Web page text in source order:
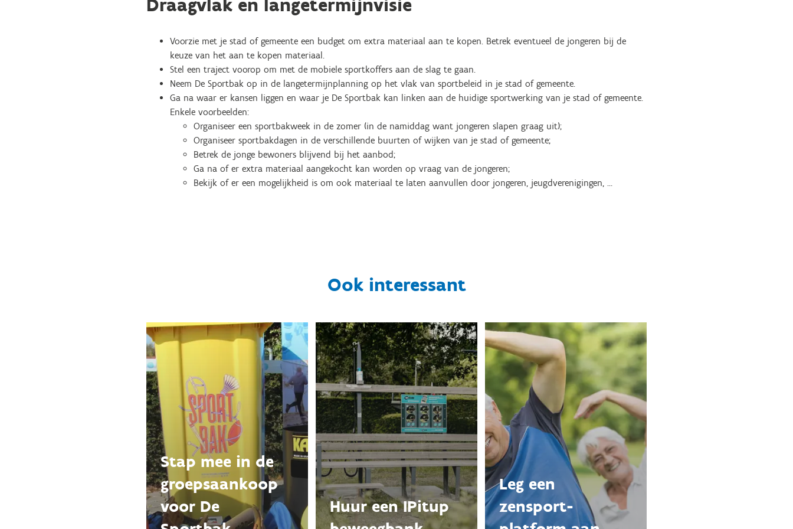
Draagvlak en langetermijnvisie
Voorzie met je stad of gemeente een budget om extra materiaal aan te kopen. Betrek eventueel de jongeren bij de
keuze van het aan te kopen materiaal​.
Stel een traject voorop om met de mobiele sportkoffers aan de slag te gaan.
Neem De Sportbak op in de langetermijnplanning op het vlak van sportbeleid in je stad of gemeente.
Ga na waar er kansen liggen en waar je De Sportbak kan linken aan de huidige sportwerking van je stad of gemeente.
Enkele voorbeelden:
Organiseer een sportbakweek in de zomer (in de namiddag want jongeren slapen graag uit);
Organiseer sportbakdagen in de verschillende buurten of wijken van je stad of gemeente;
Betrek de jonge bewoners blijvend bij het aanbod;
Ga na of er extra materiaal aangekocht kan worden op vraag van de jongeren;
​Bekijk of er een mogelijkheid is om ook materiaal te laten aanvullen door jongeren, jeugdverenigingen, …
Ook interessant
Stap mee in de
groepsaankoop
voor De
Huur een IPitup
Leg een
zensport­